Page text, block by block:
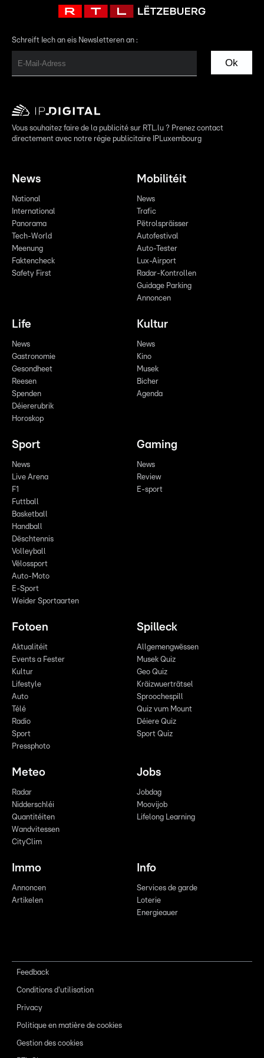
Schreift Iech an eis Newsletteren an :
Ok
Vous souhaitez faire de la publicité sur RTL.lu ? Prenez contact
directement avec notre régie publicitaire IPLuxembourg
News
National
International
Panorama
Tech-World
Meenung
Faktencheck
Safety First
Mobilitéit
News
Trafic
Pëtrolspräisser
Autofestival
Auto-Tester
Lux-Airport
Radar-Kontrollen
Guidage Parking
Annoncen
Life
News
Gastronomie
Gesondheet
Reesen
Spenden
Déiererubrik
Horoskop
Kultur
News
Kino
Musek
Bicher
Agenda
Sport
News
Live Arena
F1
Futtball
Basketball
Handball
Dëschtennis
Volleyball
Vëlossport
Auto-Moto
E-Sport
Weider Sportaarten
Gaming
News
Review
E-sport
Fotoen
Aktualitéit
Events a Fester
Kultur
Lifestyle
Auto
Télé
Radio
Sport
Pressphoto
Spilleck
Allgemengwëssen
Musek Quiz
Geo Quiz
Kräizwuerträtsel
Sproochespill
Quiz vum Mount
Déiere Quiz
Sport Quiz
Meteo
Radar
Nidderschléi
Quantitéiten
Wandvitessen
CityClim
Jobs
Jobdag
Moovijob
Lifelong Learning
Immo
Annoncen
Artikelen
Info
Services de garde
Loterie
Energieauer
Feedback
Conditions d'utilisation
Privacy
Politique en matière de cookies
Gestion des cookies